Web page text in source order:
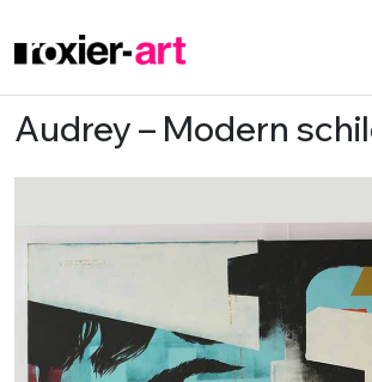
Skip to main content
Audrey – Modern